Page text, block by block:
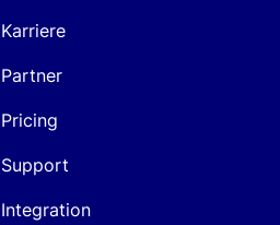
Karriere
Partner
Pricing
Support
Integration